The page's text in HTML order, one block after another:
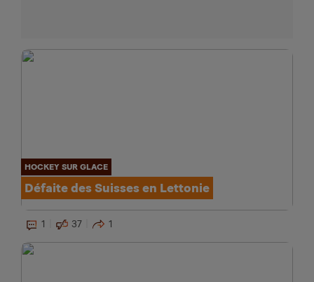
HOCKEY SUR GLACE
Défaite des Suisses en Lettonie
1 37 1